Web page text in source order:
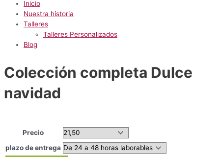
Inicio
Nuestra historia
Talleres
Talleres Personalizados
Blog
Colección completa Dulce
navidad
Precio
plazo de entrega